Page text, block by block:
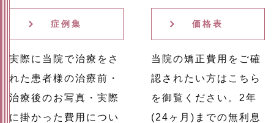
症例集
実際に当院で治療をさ
れた患者様の治療前・
治療後のお写真・実際
に掛かった費用につい
価格表
当院の矯正費用をご確
認されたい方はこちら
を御覧ください。2年
(24ヶ月)までの無利息